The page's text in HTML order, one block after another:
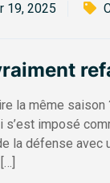
19, 2025
la même
s’est imposé
la défense